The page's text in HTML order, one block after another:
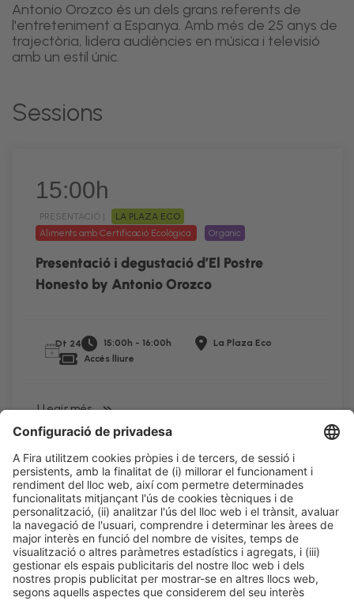
Antonio Orozco és un dels grans referents de
l'entreteniment a Espanya. Amb més de 25 anys de
trajectòria, lidera audiències en música i televisió
amb un estil únic.
Sessions
15:00h
PRESENTACIÓ |
LA PLAZA ECO
Aliments amb Certificació Ecològica
Organic
Presentació i degustació d’El Postre
Honesto by Antonio Orozco
Dt 24 15:00h - 16:00h
La Plaza Eco
Accés lliure
LLegir més